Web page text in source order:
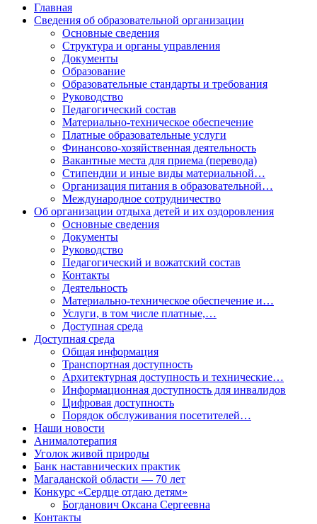
Главная
Сведения об образовательной организации
Основные сведения
Структура и органы управления
Документы
Образование
Образовательные стандарты и требования
Руководство
Педагогический состав
Материально-техническое обеспечение
Платные образовательные услуги
Финансово-хозяйственная деятельность
Вакантные места для приема (перевода)
Стипендии и иные виды материальной…
Организация питания в образовательной…
Международное сотрудничество
Об организации отдыха детей и их оздоровления
Основные сведения
Документы
Руководство
Педагогический и вожатский состав
Контакты
Деятельность
Материально-техническое обеспечение и…
Услуги, в том числе платные,…
Доступная среда
Доступная среда
Общая информация
Транспортная доступность
Архитектурная доступность и технические…
Информационная доступность для инвалидов
Цифровая доступность
Порядок обслуживания посетителей…
Наши новости
Анималотерапия
Уголок живой природы
Банк наставнических практик
Магаданской области — 70 лет
Конкурс «Сердце отдаю детям»
Богданович Оксана Сергеевна
Контакты